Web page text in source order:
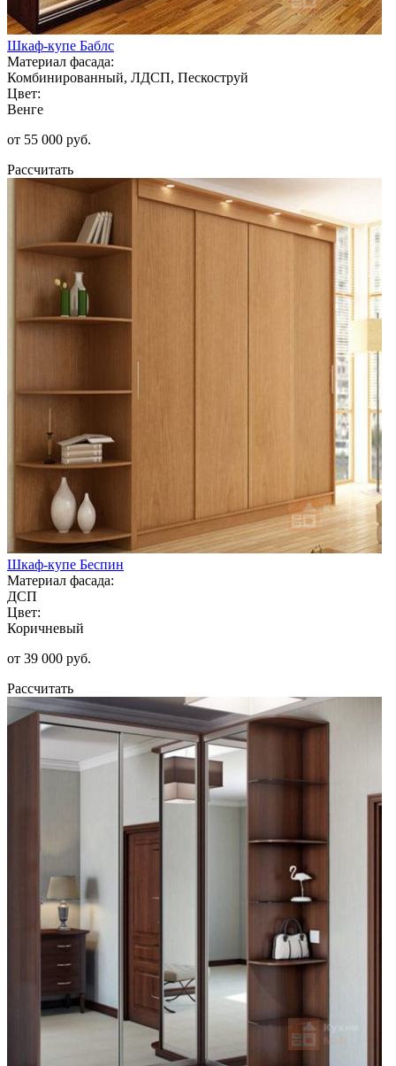
Шкаф-купе Баблс
Материал фасада:
Комбинированный, ЛДСП, Пескоструй
Цвет:
Венге
от 55 000 руб.
Рассчитать
Шкаф-купе Беспин
Материал фасада:
ДСП
Цвет:
Коричневый
от 39 000 руб.
Рассчитать